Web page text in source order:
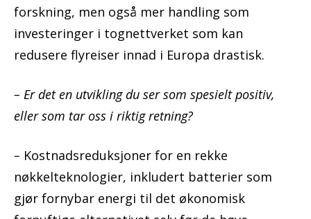
forskning, men også mer handling som
investeringer i tognettverket som kan
redusere flyreiser innad i Europa drastisk.
– Er det en utvikling du ser som spesielt positiv,
eller som tar oss i riktig retning?
– Kostnadsreduksjoner for en rekke
nøkkelteknologier, inkludert batterier som
gjør fornybar energi til det økonomisk